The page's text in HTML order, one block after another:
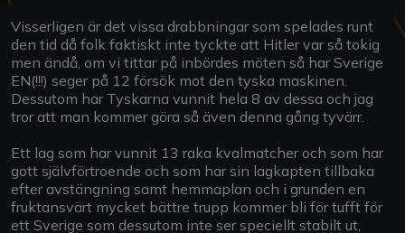
Visserligen är det vissa drabbningar som spelades runt
den tid då folk faktiskt inte tyckte att Hitler var så tokig
men ändå, om vi tittar på inbördes möten så har Sverige
EN(!!!) seger på 12 försök mot den tyska maskinen.
Dessutom har Tyskarna vunnit hela 8 av dessa och jag
tror att man kommer göra så även denna gång tyvärr.
Ett lag som har vunnit 13 raka kvalmatcher och som har
gott självförtroende och som har sin lagkapten tillbaka
efter avstängning samt hemmaplan och i grunden en
fruktansvärt mycket bättre trupp kommer bli för tufft för
ett Sverige som dessutom inte ser speciellt stabilt ut,